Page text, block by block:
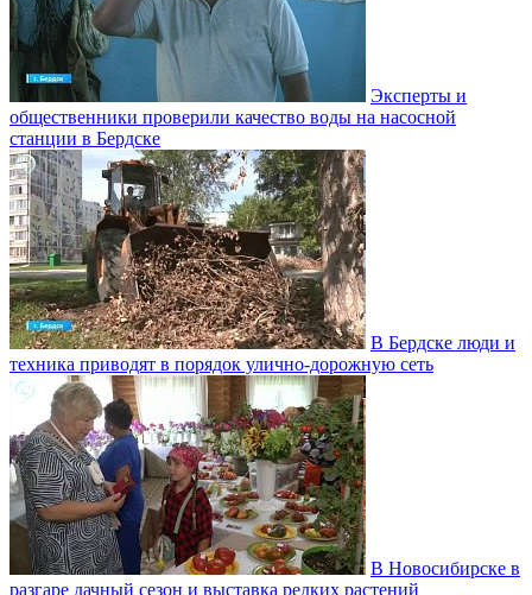
Эксперты и
общественники проверили качество воды на насосной
станции в Бердске
В Бердске люди и
техника приводят в порядок улично‑дорожную сеть
В Новосибирске в
разгаре дачный сезон и выставка редких растений